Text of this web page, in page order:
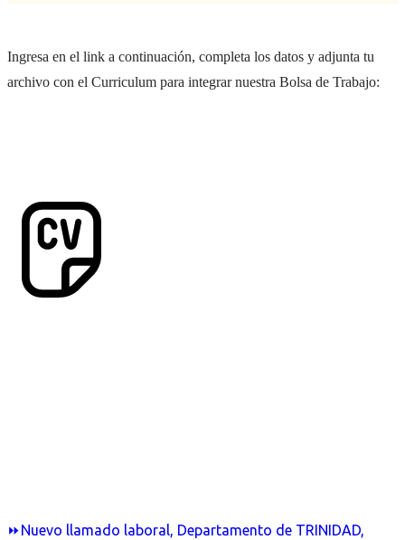
⏩Nuevo llamado laboral, Departamento de TRINIDAD,
Ingresa en el link a continuación, completa los datos y adjunta tu
archivo con el Curriculum para integrar nuestra Bolsa de Trabajo: